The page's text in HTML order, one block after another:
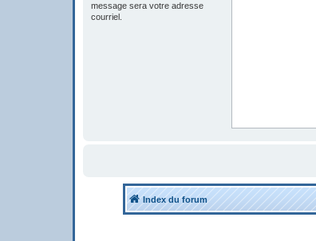
message sera votre adresse
courriel.
Index du forum